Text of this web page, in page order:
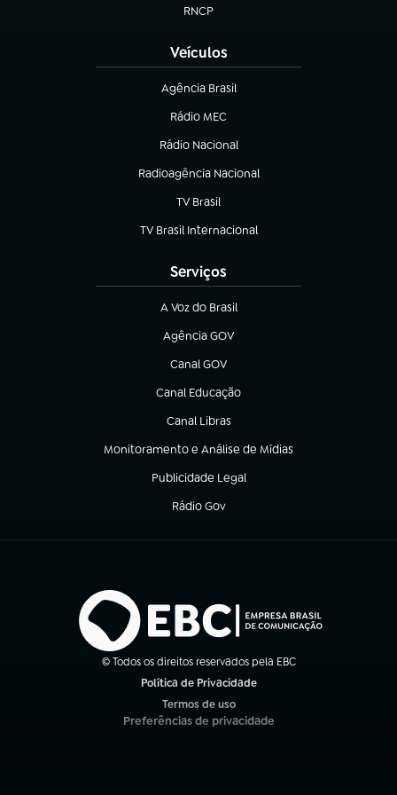
RNCP
(abre em nova aba)
Veículos
Agência Brasil
(abre em nova aba)
Rádio MEC
(abre em nova aba)
Rádio Nacional
Radioagência Nacional
(abre em nova aba)
TV Brasil
(abre em nova aba)
TV Brasil Internacional
(abre em nova aba)
Serviços
A Voz do Brasil
(abre em nova aba)
Agência GOV
(abre em nova aba)
Canal GOV
(abre em nova aba)
Canal Educação
(abre em nova aba)
Canal Libras
(abre em nova aba)
Monitoramento e Análise de Mídias
(abre em nova aba)
Publicidade Legal
(abre em nova aba)
Rádio Gov
(abre em nova aba)
© Todos os direitos reservados pela EBC
Política de Privacidade
Termos de uso
(abre em nova aba)
Preferências de privacidade